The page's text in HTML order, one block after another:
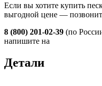
Если вы хотите купить
выгодной цене —
8 (800) 201-02-39 (по
напишите на
Детали